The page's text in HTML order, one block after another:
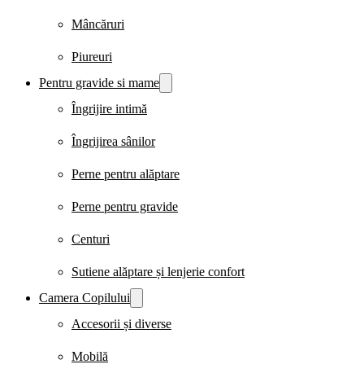
Mâncăruri
Piureuri
Pentru gravide si mame
Îngrijire intimă
Îngrijirea sânilor
Perne pentru alăptare
Perne pentru gravide
Centuri
Sutiene alăptare și lenjerie confort
Camera Copilului
Accesorii și diverse
Mobilă